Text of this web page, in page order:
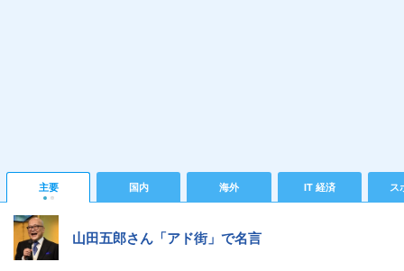
主要 国内 海外 IT 経済 ス
山田五郎さん「アド街」で名言